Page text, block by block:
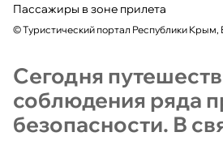
Пассажиры в зоне прилета
©Туристический портал Республики
Сегодня
соблюдения ряда
безопасности. В